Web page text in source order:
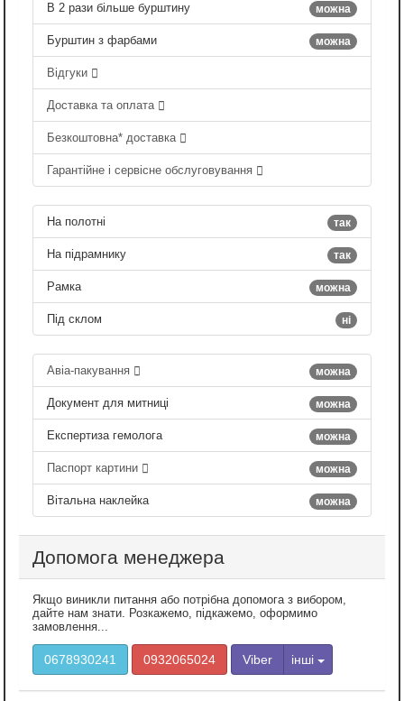
можна
В 2 рази більше бурштину
можна
Бурштин з фарбами
Відгуки
Доставка та оплата
Безкоштовна* доставка
Гарантійне і сервісне обслуговування
так
На полотні
так
На підрамнику
можна
Рамка
ні
Під склом
можна
Авіа-пакування
можна
Документ для митниці
можна
Експертиза гемолога
можна
Паспорт картини
можна
Вітальна наклейка
Допомога менеджера
Якщо виникли питання або потрібна допомога з вибором,
дайте нам знати. Розкажемо, підкажемо, оформимо
замовлення...
0678930241 0932065024 Viber інші